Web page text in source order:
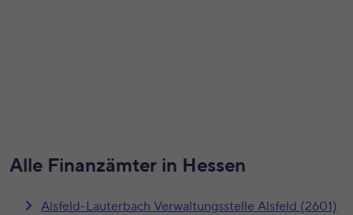
Alle Finanzämter in Hessen
Alsfeld-Lauterbach Verwaltungsstelle Alsfeld (2601)